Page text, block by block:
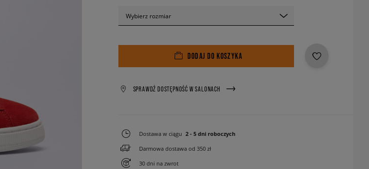
Wybierz rozmiar
DODAJ DO KOSZYKA
SPRAWDŹ DOSTĘPNOŚĆ W SALONACH
Dostawa w ciągu 2 - 5 dni roboczych
Darmowa dostawa od 350 zł
30 dni na zwrot